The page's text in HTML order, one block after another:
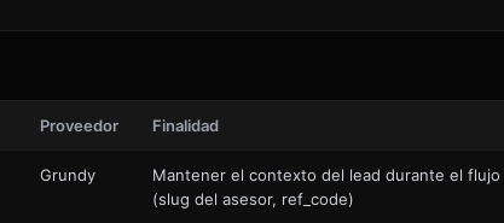
Proveedor Finalidad
Grundy
Mantener el contexto del lead durante el
(slug del asesor, ref_code)